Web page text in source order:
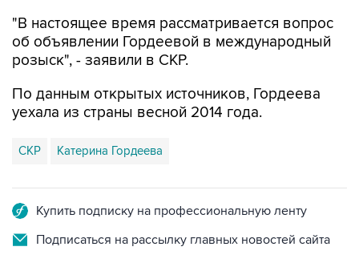
"В настоящее время рассматривается вопрос
об объявлении Гордеевой в международный
розыск", - заявили в СКР.
По данным открытых источников, Гордеева
уехала из страны весной 2014 года.
СКР Катерина Гордеева
Купить подписку на профессиональную ленту
Подписаться на рассылку главных новостей сайта